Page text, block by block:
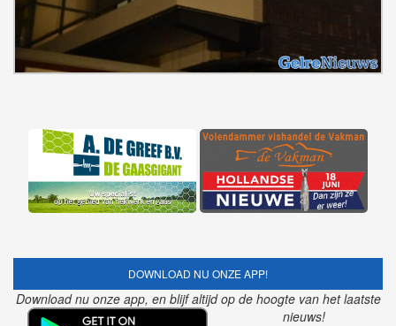
DOWNLOAD NU ONZE APP!
Download nu onze app, en blijf altijd op de hoogte van het laatste
nieuws!